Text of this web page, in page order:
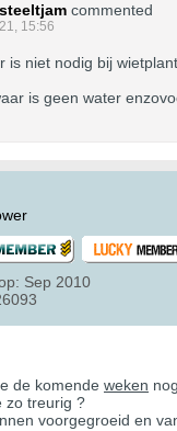
commented
15:56
is niet nodig bij
is geen water
Sep 2010
de komende weken
zo treurig ?
voorgegroeid en